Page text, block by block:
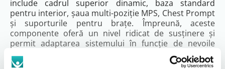
include cadrul superior dinamic, baza standard
pentru interior, șaua multi-poziție MPS, Chest Prompt
și suporturile pentru brațe. Împreună, aceste
componente oferă un nivel ridicat de susținere și
permit adaptarea sistemului în funcție de nevoile
posturale și obiectivele terapeutice ale utilizatorului.